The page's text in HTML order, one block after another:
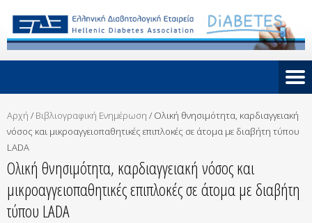
Αρχή / Βιβλιογραφική Ενημέρωση / Ολική θνησιμότητα, καρδιαγγειακή
νόσος και μικροαγγειοπαθητικές επιπλοκές σε άτομα με διαβήτη τύπου
LADA
Ολική θνησιμότητα, καρδιαγγειακή νόσος και
μικροαγγειοπαθητικές επιπλοκές σε άτομα με διαβήτη
τύπου LADA